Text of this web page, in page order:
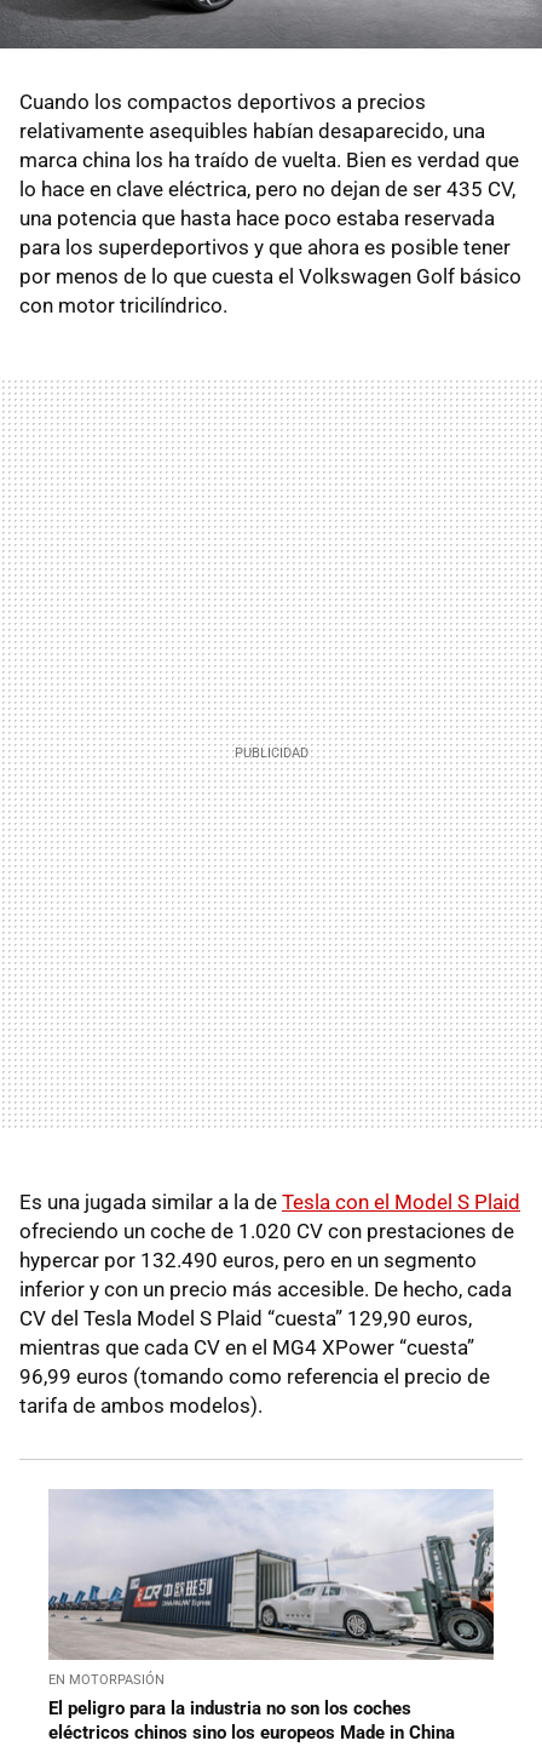
Cuando los compactos deportivos a precios
relativamente asequibles habían desaparecido, una
marca china los ha traído de vuelta. Bien es verdad que
lo hace en clave eléctrica, pero no dejan de ser 435 CV,
una potencia que hasta hace poco estaba reservada
para los superdeportivos y que ahora es posible tener
por menos de lo que cuesta el Volkswagen Golf básico
con motor tricilíndrico.
Es una jugada similar a la de Tesla con el Model S Plaid
ofreciendo un coche de 1.020 CV con prestaciones de
hypercar por 132.490 euros, pero en un segmento
inferior y con un precio más accesible. De hecho, cada
CV del Tesla Model S Plaid “cuesta” 129,90 euros,
mientras que cada CV en el MG4 XPower “cuesta”
96,99 euros (tomando como referencia el precio de
tarifa de ambos modelos).
EN MOTORPASIÓN
El peligro para la industria no son los coches
eléctricos chinos sino los europeos Made in China